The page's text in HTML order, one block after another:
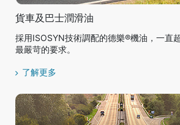
貨車及巴士潤滑油
採用ISOSYN技術調配的德樂®機油，一直
最嚴苛的要求。
了解更多